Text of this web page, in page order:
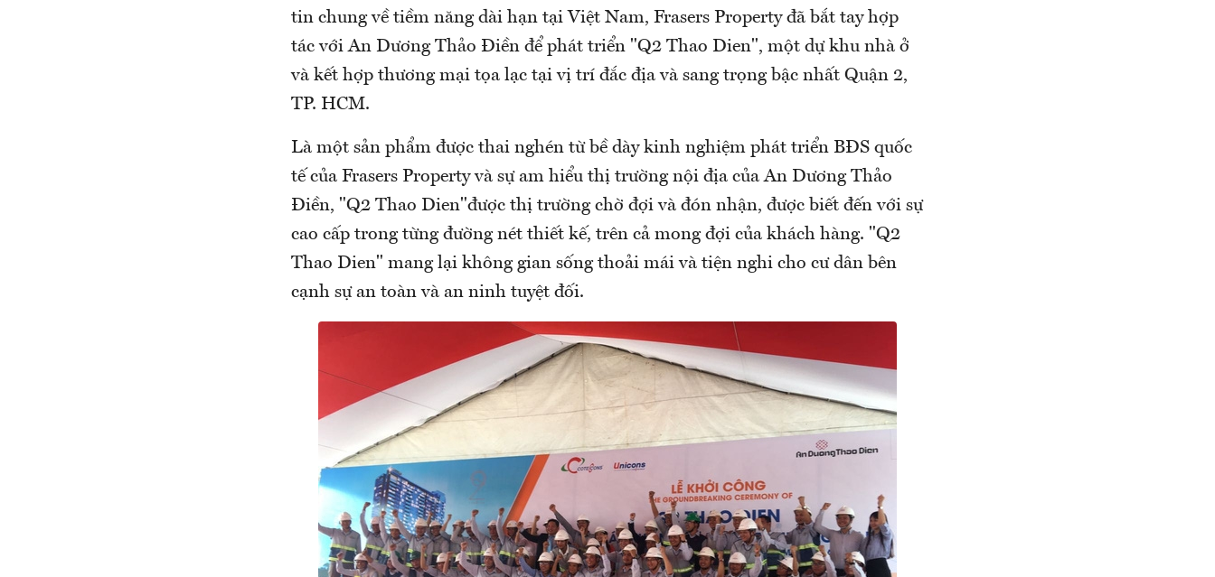
tin chung về tiềm năng dài hạn tại Việt Nam, Frasers Property đã bắt tay hợp
tác với An Dương Thảo Điền để phát triển "Q2 Thao Dien", một dự khu nhà ở
và kết hợp thương mại tọa lạc tại vị trí đắc địa và sang trọng bậc nhất Quận 2,
TP. HCM.
Là một sản phẩm được thai nghén từ bề dày kinh nghiệm phát triển BĐS quốc
tế của Frasers Property và sự am hiểu thị trường nội địa của An Dương Thảo
Điền, "Q2 Thao Dien"được thị trường chờ đợi và đón nhận, được biết đến với sự
cao cấp trong từng đường nét thiết kế, trên cả mong đợi của khách hàng. "Q2
Thao Dien" mang lại không gian sống thoải mái và tiện nghi cho cư dân bên
cạnh sự an toàn và an ninh tuyệt đối.